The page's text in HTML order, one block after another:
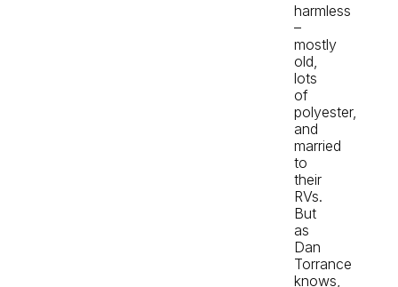
harmless
–
mostly
old,
lots
of
polyester,
and
married
to
their
RVs.
But
as
Dan
Torrance
knows,